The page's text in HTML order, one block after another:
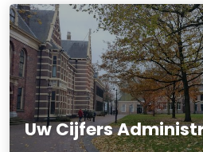
Uw Cijfers